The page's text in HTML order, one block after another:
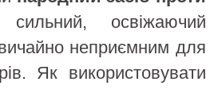
освіжаючий
неприємним для
Як використовувати